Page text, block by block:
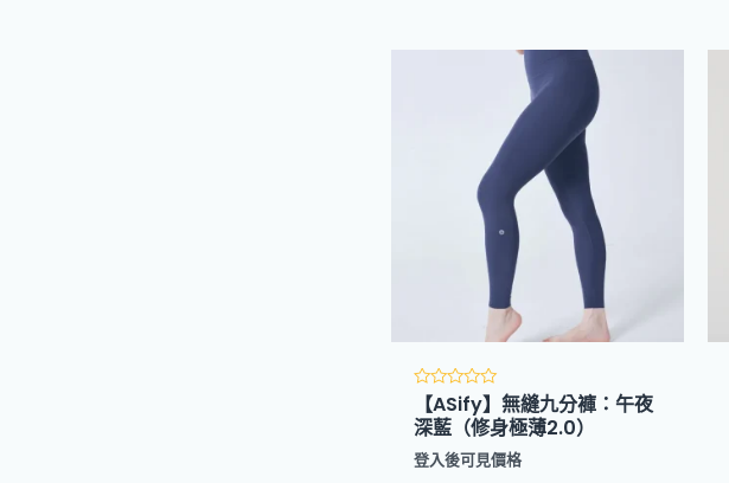
評
分
0
分
【ASify】無縫九分褲：午夜
深藍（修身極薄2.0）
登入後可見價格